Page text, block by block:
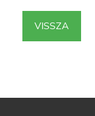
VISSZA